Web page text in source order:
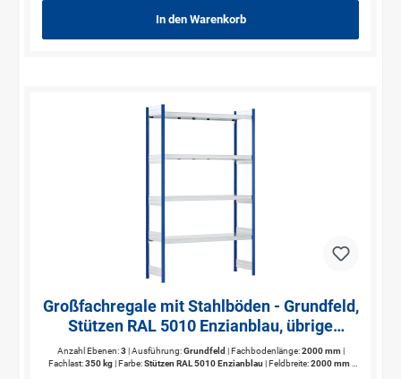
In den Warenkorb
Großfachregale mit Stahlböden - Grundfeld,
Stützen RAL 5010 Enzianblau, übrige
Regalbauteile glanzverzinkt
Anzahl Ebenen:3 | Ausführung:Grundfeld | Fachbodenlänge:2000 mm |
Fachlast:350 kg | Farbe:Stützen RAL 5010 Enzianblau | Feldbreite:2000 mm